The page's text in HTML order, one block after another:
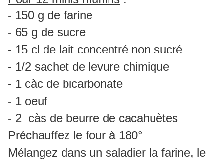
- 150 g de farine
- 65 g de sucre
- 15 cl de lait concentré non sucré
- 1/2 sachet de levure chimique
- 1 càc de bicarbonate
- 1 oeuf
- 2 càs de beurre de cacahuètes
Préchauffez le four à 180°
Mélangez dans un saladier la farine, le